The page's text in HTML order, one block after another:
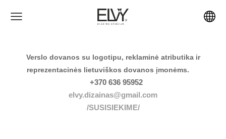
Verslo dovanos su logotipu, reklaminė atributika ir
reprezentacinės lietuviškos dovanos įmonėms.
+370 636 95952
elvy.dizainas@gmail.com
/SUSISIEKIME/